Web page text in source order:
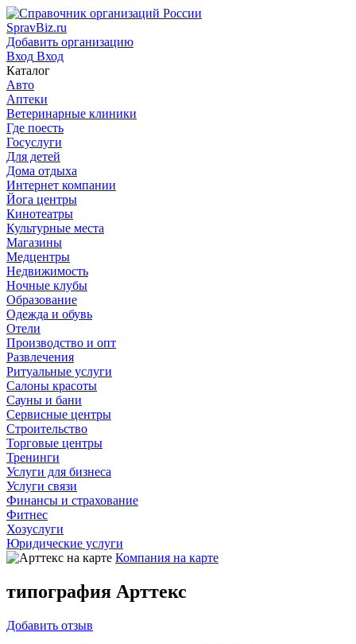
SpravBiz.ru
Добавить организацию
Вход Вход
Каталог
Авто
Аптеки
Ветеринарные клиники
Где поесть
Госуслуги
Для детей
Дома отдыха
Интернет компании
Йога центры
Кинотеатры
Культурные места
Магазины
Медцентры
Недвижимость
Ночные клубы
Образование
Одежда и обувь
Отели
Производство и опт
Развлечения
Ритуальные услуги
Салоны красоты
Сауны и бани
Сервисные центры
Строительство
Торговые центры
Тренинги
Услуги для бизнеса
Услуги связи
Финансы и страхование
Фитнес
Хозуслуги
Юридические услуги
Компания на карте
типография Арттекс
Добавить отзыв